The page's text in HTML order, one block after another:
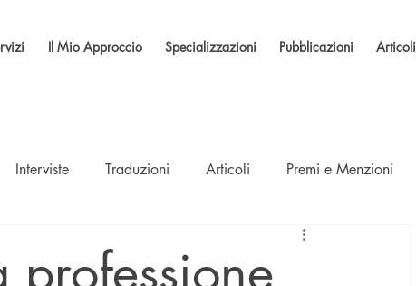
Il Mio Approccio Specializzazioni Pubblicazioni Articoli
Interviste Traduzioni Articoli Premi e Menzioni
professione